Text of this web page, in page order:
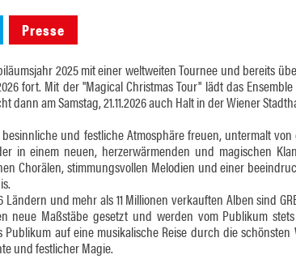
Presse
2025 mit einer weltweiten Tournee und bereits
fort. Mit der "Magical Christmas Tour" lädt das
dann am Samstag, 21.11.2026 auch Halt in der Wiener
und festliche Atmosphäre freuen, untermalt
in einem neuen, herzerwärmenden und magischen
Chorälen, stimmungsvollen Melodien und einer
und mehr als 11 Millionen verkauften Alben sind
neue Maßstäbe gesetzt und werden vom Publikum
Publikum auf eine musikalische Reise durch die
und festlicher Magie.